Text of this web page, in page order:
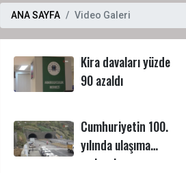
ANA SAYFA Video Galeri
Kira davaları yüzde
90 azaldı
Cumhuriyetin 100.
yılında ulaşıma
açılacak